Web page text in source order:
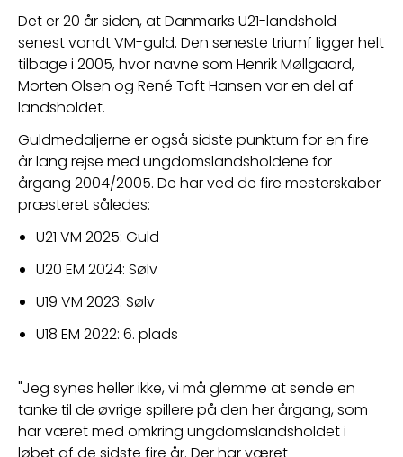
Det er 20 år siden, at Danmarks U21-landshold
senest vandt VM-guld. Den seneste triumf ligger helt
tilbage i 2005, hvor navne som Henrik Møllgaard,
Morten Olsen og René Toft Hansen var en del af
landsholdet.
Guldmedaljerne er også sidste punktum for en fire
år lang rejse med ungdomslandsholdene for
årgang 2004/2005. De har ved de fire mesterskaber
præsteret således:
U21 VM 2025: Guld
U20 EM 2024: Sølv
U19 VM 2023: Sølv
U18 EM 2022: 6. plads
"Jeg synes heller ikke, vi må glemme at sende en
tanke til de øvrige spillere på den her årgang, som
har været med omkring ungdomslandsholdet i